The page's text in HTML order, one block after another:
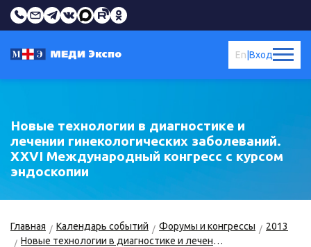
Вход
En
Новые технологии в диагностике и
лечении гинекологических заболеваний.
ХХVI Международный конгресс c курсом
эндоскопии
Главная Календарь событий Форумы и конгрессы
2013
Новые технологии в диагностике и лечении гинекологических заболеваний